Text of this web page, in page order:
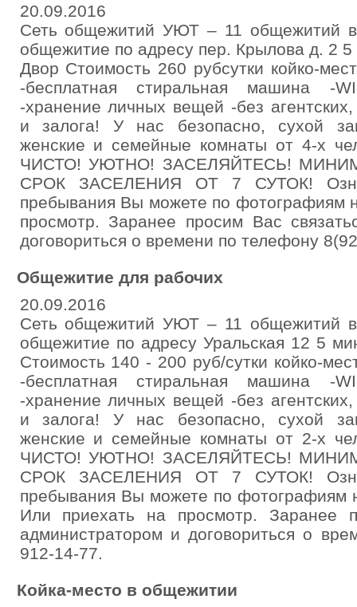
20.09.2016
Сеть общежитий УЮТ – 11 общежитий
общежитие по адресу пер. Крылова д. 2
Двор Стоимость 260 рубсутки койко-
-бесплатная стиральная машина -
-хранение личных вещей -без
и залога! У нас безопасно, сухой
женские и семейные комнаты от 4-х
ЧИСТО! УЮТНО! ЗАСЕЛЯЙТЕСЬ!
СРОК ЗАСЕЛЕНИЯ ОТ 7 СУТОК!
пребывания Вы можете по фотографиям
просмотр. Заранее просим Вас
договориться о времени по телефону
Общежитие для рабочих
20.09.2016
Сеть общежитий УЮТ – 11 общежитий
общежитие по адресу Уральская 12 5
Стоимость 140 - 200 руб/сутки койко-
-бесплатная стиральная машина -
-хранение личных вещей -без
и залога! У нас безопасно, сухой
женские и семейные комнаты от 2-х
ЧИСТО! УЮТНО! ЗАСЕЛЯЙТЕСЬ!
СРОК ЗАСЕЛЕНИЯ ОТ 7 СУТОК!
пребывания Вы можете по фотографиям
Или приехать на просмотр. Заранее
администратором и договориться о
912-14-77.
Койка-место в общежитии